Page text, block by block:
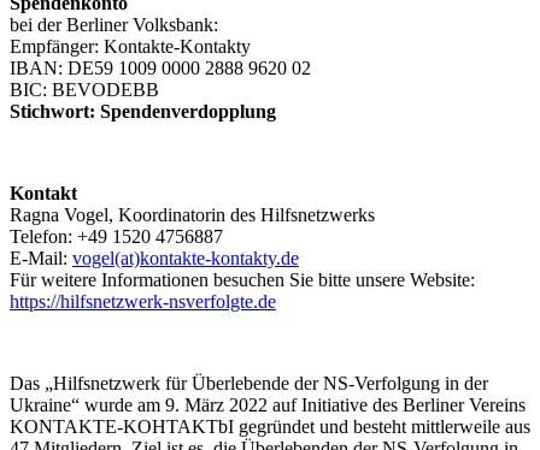
bei der Berliner Volksbank:
Empfänger: Kontakte-Kontakty
IBAN: DE59 1009 0000 2888 9620 02
BIC: BEVODEBB
Stichwort: Spendenverdopplung
Kontakt
Ragna Vogel, Koordinatorin des Hilfsnetzwerks
Telefon: +49 1520 4756887
E-Mail: vogel(at)kontakte-kontakty.de
Für weitere Informationen besuchen Sie bitte unsere Website:
https://hilfsnetzwerk-nsverfolgte.de
Das „Hilfsnetzwerk für Überlebende der NS-Verfolgung in der
Ukraine“ wurde am 9. März 2022 auf Initiative des Berliner Vereins
KONTAKTE-KOHTAKTbI gegründet und besteht mittlerweile aus